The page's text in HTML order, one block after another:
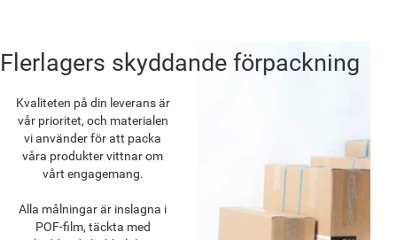
Flerlagers skyddande förpackning
Kvaliteten på din leverans är
vår prioritet, och materialen
vi använder för att packa
våra produkter vittnar om
vårt engagemang.
Alla målningar är inslagna i
POF-film, täckta med